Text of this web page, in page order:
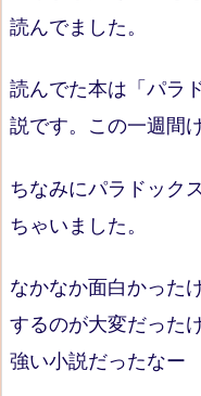
読んでました。
読んでた本は「パラ
説です。この一週間
ちなみにパラドック
ちゃいました。
なかなか面白かった
するのが大変だった
強い小説だったなー